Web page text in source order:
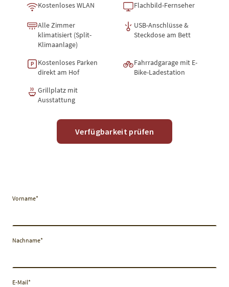
Kostenloses WLAN
Flachbild-Fernseher
Alle Zimmer
klimatisiert (Split-
Klimaanlage)
USB-Anschlüsse &
Steckdose am Bett
P
Kostenloses Parken
direkt am Hof
Fahrradgarage mit E-
Bike-Ladestation
Grillplatz mit
Ausstattung
Verfügbarkeit prüfen
Vorname*
Nachname*
E-Mail*